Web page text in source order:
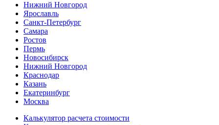
Нижний Новгород
Ярославль
Санкт-Петербург
Самара
Ростов
Пермь
Новосибирск
Нижний Новгород
Краснодар
Казань
Екатеринбург
Москва
Калькулятор расчета стоимости